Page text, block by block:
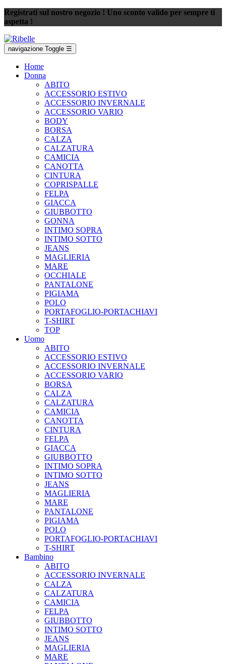
Registrati sul nostro negozio ! Uno sconto valido per sempre ti
aspetta !
navigazione Toggle ☰
Home
Donna
ABITO
ACCESSORIO ESTIVO
ACCESSORIO INVERNALE
ACCESSORIO VARIO
BODY
BORSA
CALZA
CALZATURA
CAMICIA
CANOTTA
CINTURA
COPRISPALLE
FELPA
GIACCA
GIUBBOTTO
GONNA
INTIMO SOPRA
INTIMO SOTTO
JEANS
MAGLIERIA
MARE
OCCHIALE
PANTALONE
PIGIAMA
POLO
PORTAFOGLIO-PORTACHIAVI
T-SHIRT
TOP
Uomo
ABITO
ACCESSORIO ESTIVO
ACCESSORIO INVERNALE
ACCESSORIO VARIO
BORSA
CALZA
CALZATURA
CAMICIA
CANOTTA
CINTURA
FELPA
GIACCA
GIUBBOTTO
INTIMO SOPRA
INTIMO SOTTO
JEANS
MAGLIERIA
MARE
PANTALONE
PIGIAMA
POLO
PORTAFOGLIO-PORTACHIAVI
T-SHIRT
Bambino
ABITO
ACCESSORIO INVERNALE
CALZA
CALZATURA
CAMICIA
FELPA
GIUBBOTTO
INTIMO SOTTO
JEANS
MAGLIERIA
MARE